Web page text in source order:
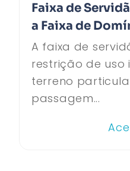
Faixa de
a Faixa de
A faixa de
restrição de uso
terreno
passagem...